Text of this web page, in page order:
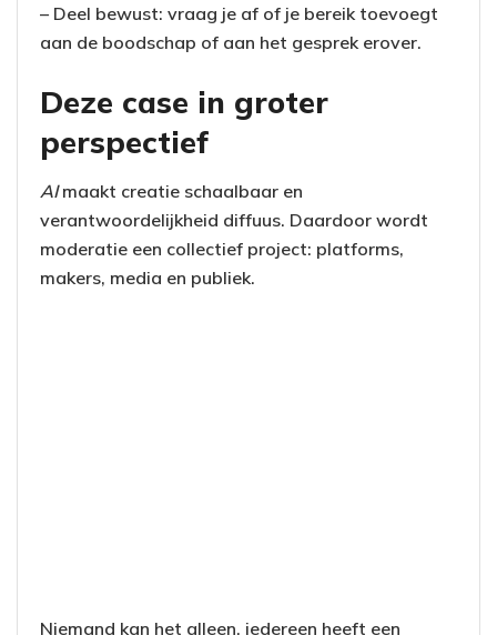
– Deel bewust: vraag je af of je bereik toevoegt
aan de boodschap of aan het gesprek erover.
Deze case in groter
perspectief
AImaakt creatie schaalbaar en
verantwoordelijkheid diffuus. Daardoor wordt
moderatie een collectief project: platforms,
makers, media en publiek.
Niemand kan het alleen, iedereen heeft een